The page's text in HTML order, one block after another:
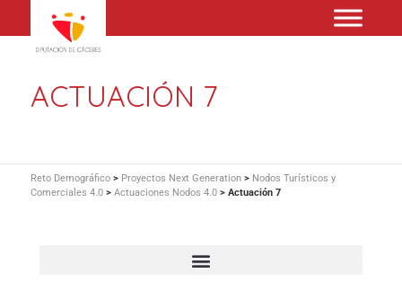
ACTUACIÓN 7
Reto Demográfico> Proyectos Next Generation> Nodos Turísticos y
Comerciales 4.0> Actuaciones Nodos 4.0> Actuación 7